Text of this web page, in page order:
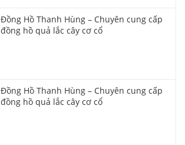
Đồng Hồ Thanh Hùng – Chuyên cung cấp
đồng hồ quả lắc cây cơ cổ
Đồng Hồ Thanh Hùng – Chuyên cung cấp
đồng hồ quả lắc cây cơ cổ